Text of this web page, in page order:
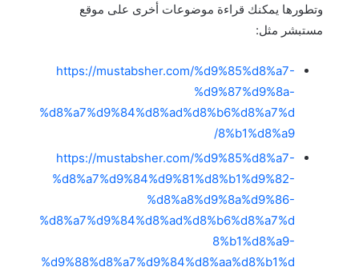
وتطورها يمكنك قراءة موضوعات أخرى على موقع
مستبشر مثل:
https://mustabsher.com/%d9%85%d8%a7-
%d9%87%d9%8a-
%d8%a7%d9%84%d8%ad%d8%b6%d8%a7%d
8%b1%d8%a9/
https://mustabsher.com/%d9%85%d8%a7-
%d8%a7%d9%84%d9%81%d8%b1%d9%82-
%d8%a8%d9%8a%d9%86-
%d8%a7%d9%84%d8%ad%d8%b6%d8%a7%d
8%b1%d8%a9-
%d9%88%d8%a7%d9%84%d8%aa%d8%b1%d